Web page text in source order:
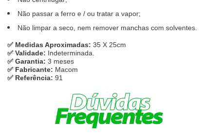
Não passar a ferro e / ou tratar a vapor;
Não limpar a seco, nem remover manchas com solventes.
✅ Medidas Aproximadas: 35 X 25cm
✅ Validade: Indeterminada.
✅ Garantia: 3 meses
✅ Fabricante: Macom
✅ Referência: 91